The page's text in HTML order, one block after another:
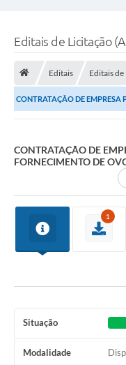
Editais de Licitação
Editais Editais
CONTRATAÇÃO DE EMPRESA
CONTRATAÇÃO DE
FORNECIMENTO DE
1
Situação
Modalidade